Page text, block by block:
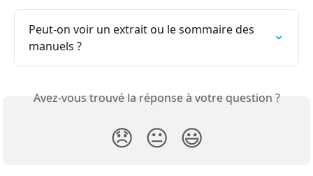
Peut-on voir un extrait ou le sommaire des
manuels ?
Avez-vous trouvé la réponse à votre question ?
😞 😐 😃